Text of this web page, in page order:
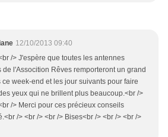
12/10/2013 09:40
/> J'espère que toutes les antennes
de l'Assocition Rêves remporteront un grand
ce week-end et les jour suivants pour faire
yeux qui ne brillent plus beaucoup.<br />
/> Merci pour ces précieux conseils
/> <br /> <br /> Bises<br /> <br /> <br />